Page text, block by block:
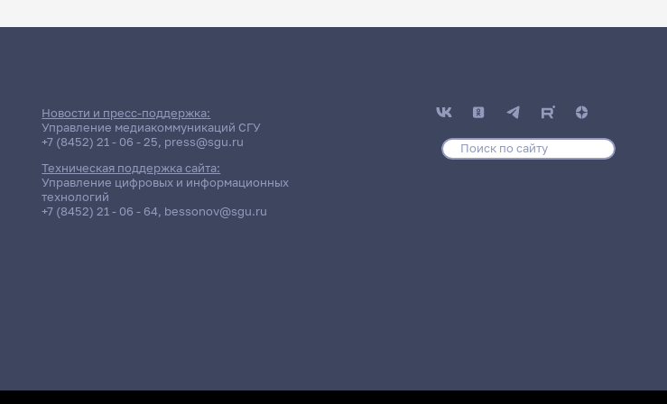
Новости и пресс-поддержка:
Управление медиакоммуникаций СГУ
+7 (8452) 21 - 06 - 25, press@sgu.ru
Техническая поддержка сайта:
Управление цифровых и информационных
технологий
+7 (8452) 21 - 06 - 64, bessonov@sgu.ru